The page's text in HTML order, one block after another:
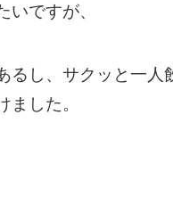
いですが、
るし、サクッと一人
ました。